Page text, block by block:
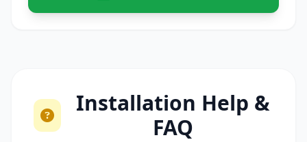
Installation Help &
FAQ